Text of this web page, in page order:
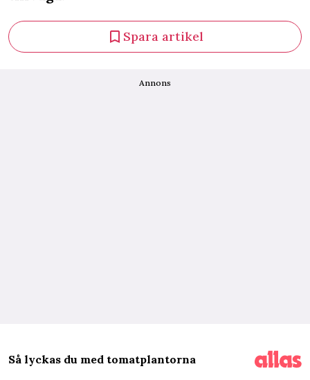
Spara artikel
Annons
Så lyckas du med tomatplantorna